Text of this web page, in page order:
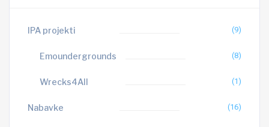
IPA projekti (9)
Emoundergrounds (8)
Wrecks4All (1)
Nabavke (16)